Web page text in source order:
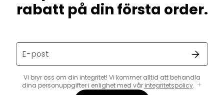
rabatt på din första order.
E-post
Vi bryr oss om din integritet! Vi kommer alltid att behandla
dina personuppgifter i enlighet med vår integritetspolicy.